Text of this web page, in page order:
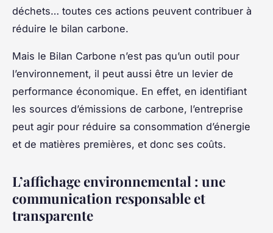
déchets… toutes ces actions peuvent contribuer à
réduire le bilan carbone.
Mais le Bilan Carbone n’est pas qu’un outil pour
l’environnement, il peut aussi être un levier de
performance économique. En effet, en identifiant
les sources d’émissions de carbone, l’entreprise
peut agir pour réduire sa consommation d’énergie
et de matières premières, et donc ses coûts.
L’affichage environnemental : une
communication responsable et
transparente